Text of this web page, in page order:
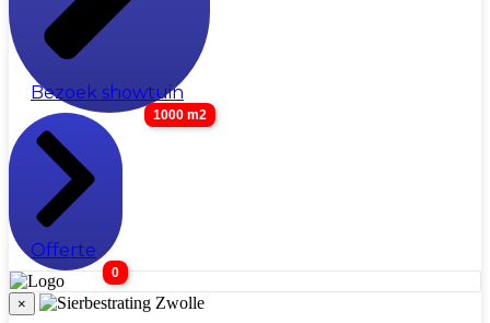
Bezoek showtuin
1000 m2
Offerte
0
×